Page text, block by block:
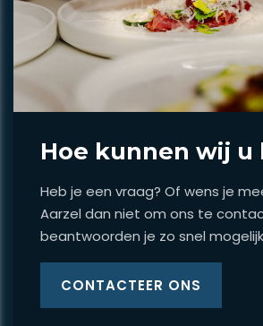
Hoe kunnen wij u
Heb je een vraag? Of wens je
Aarzel dan niet om ons te
beantwoorden je zo snel
CONTACTEER ONS